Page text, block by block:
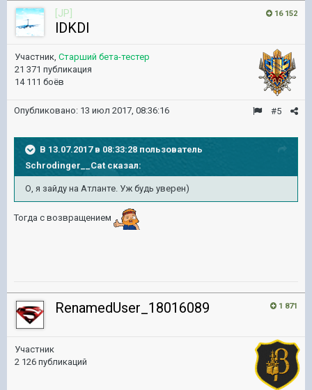
16 152
[JP]
lDKDl
Участник, Старший бета-тестер
21 371 публикация
14 111 боёв
#5
Опубликовано: 13 июл 2017, 08:36:16
В 13.07.2017 в 08:33:28 пользователь
Schrodinger__Catсказал:
О, я зайду на Атланте. Уж будь уверен)
Тогда с возвращением
1 871
RenamedUser_18016089
Участник
2 126 публикаций